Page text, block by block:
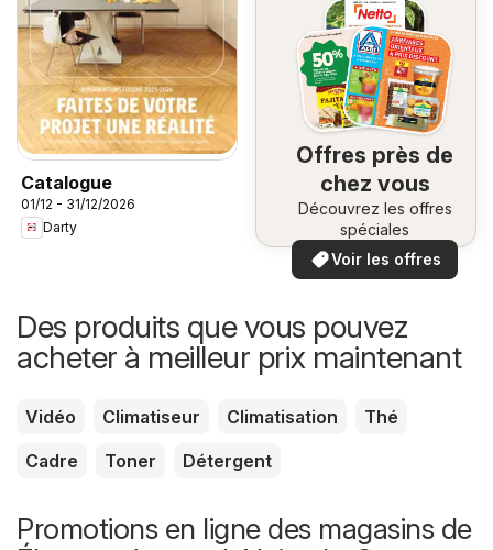
Catalogue
01/12 - 31/12/2026
Darty
Offres près de
chez vous
Découvrez les offres
spéciales
Voir les offres
Des produits que vous pouvez
acheter à meilleur prix maintenant
Vidéo Climatiseur Climatisation
Thé
Cadre
Toner Détergent
Promotions en ligne des magasins de